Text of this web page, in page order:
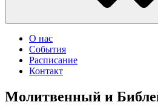
О нас
События
Расписание
Контакт
Молитвенный и